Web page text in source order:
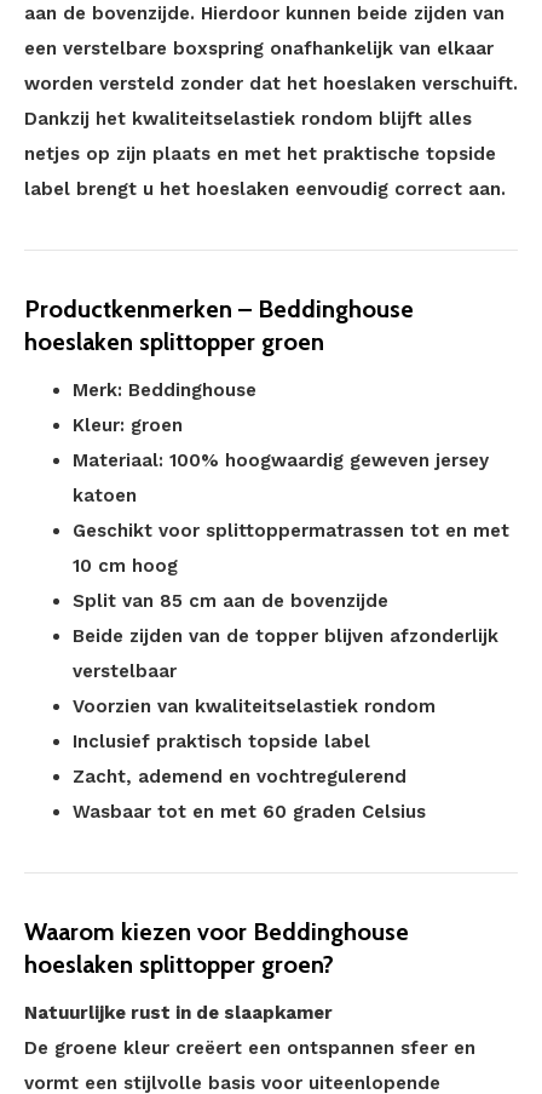
aan de bovenzijde. Hierdoor kunnen beide zijden van
een verstelbare boxspring onafhankelijk van elkaar
worden versteld zonder dat het hoeslaken verschuift.
Dankzij het kwaliteitselastiek rondom blijft alles
netjes op zijn plaats en met het praktische topside
label brengt u het hoeslaken eenvoudig correct aan.
Productkenmerken – Beddinghouse
hoeslaken splittopper groen
Merk: Beddinghouse
Kleur: groen
Materiaal: 100% hoogwaardig geweven jersey
katoen
Geschikt voor splittoppermatrassen tot en met
10 cm hoog
Split van 85 cm aan de bovenzijde
Beide zijden van de topper blijven afzonderlijk
verstelbaar
Voorzien van kwaliteitselastiek rondom
Inclusief praktisch topside label
Zacht, ademend en vochtregulerend
Wasbaar tot en met 60 graden Celsius
Waarom kiezen voor Beddinghouse
hoeslaken splittopper groen?
Natuurlijke rust in de slaapkamer
De groene kleur creëert een ontspannen sfeer en
vormt een stijlvolle basis voor uiteenlopende